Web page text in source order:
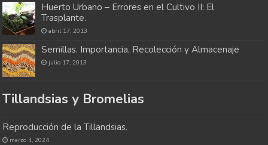
Huerto Urbano – Errores en el Cultivo II: El
Trasplante.
abril 17, 2013
Semillas. Importancia, Recolección y Almacenaje
julio 17, 2013
Tillandsias y Bromelias
Reproducción de la Tillandsias.
marzo 4, 2024